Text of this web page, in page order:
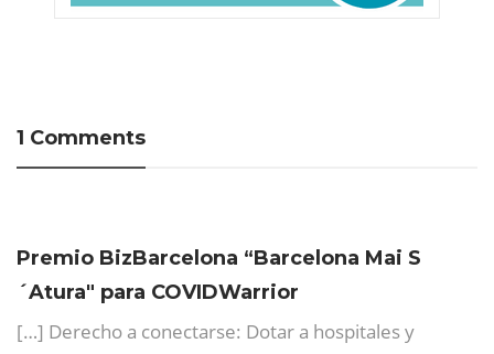
1 Comments
Premio BizBarcelona “Barcelona Mai S
´Atura" para COVIDWarrior
[…] Derecho a conectarse: Dotar a hospitales y